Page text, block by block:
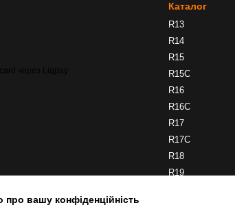
Каталог
R13
R14
R15
R15C
R16
R16C
R17
R17C
R18
R19
вашу конфіденційність